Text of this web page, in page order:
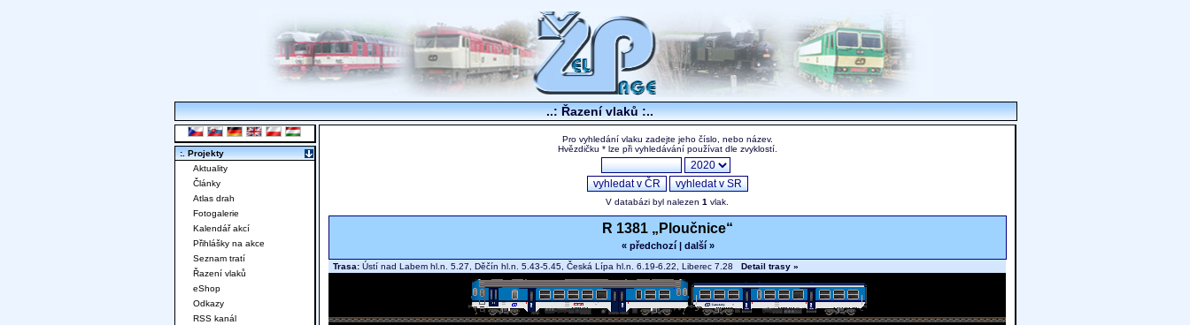
..: Řazení vlaků :..
Pro vyhledání vlaku zadejte jeho číslo, nebo název.
Hvězdičku * lze při vyhledávání používat dle zvyklostí.
V databázi byl nalezen 1 vlak.
R 1381 „Ploučnice“
« předchozí| další »
Trasa: Ústí nad Labem hl.n. 5.27, Děčín hl.n. 5.43-5.45, Česká Lípa hl.n. 6.19-6.22, Liberec 7.28 Detail trasy »
:. Projekty
Aktuality
Články
Atlas drah
Fotogalerie
Kalendář akcí
Přihlášky na akce
Seznam tratí
Řazení vlaků
eShop
Odkazy
RSS kanál